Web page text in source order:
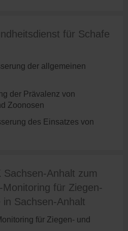
für Schafe
der allgemeinen
der Prävalenz von
Zoonosen
des Einsatzes von
Anhalt zum
für Ziegen-
Sachsen-Anhalt
für Ziegen- und